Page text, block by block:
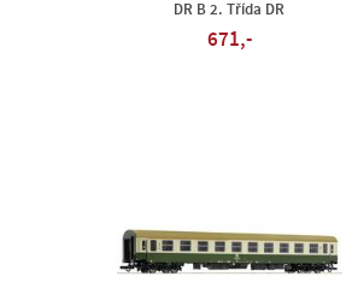
DR B 2. Třída DR
671,-